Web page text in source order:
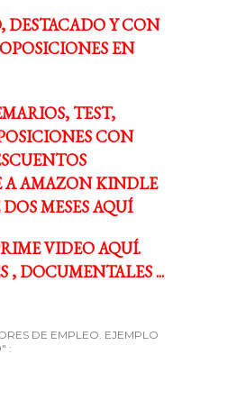
DESTACADO Y CON
EN
TEST,
CON
A AMAZON KINDLE
MESES AQUÍ
VIDEO AQUÍ.
, DOCUMENTALES ...
DE EMPLEO. EJEMPLO
: